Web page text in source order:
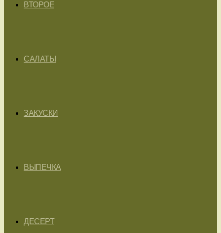
ВТОРОЕ
САЛАТЫ
ЗАКУСКИ
ВЫПЕЧКА
ДЕСЕРТ